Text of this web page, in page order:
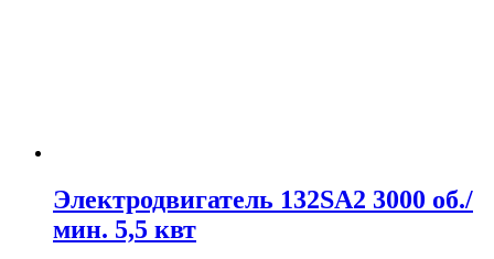
Электродвигатель 132SA2 3000 об./
мин. 5,5 квт